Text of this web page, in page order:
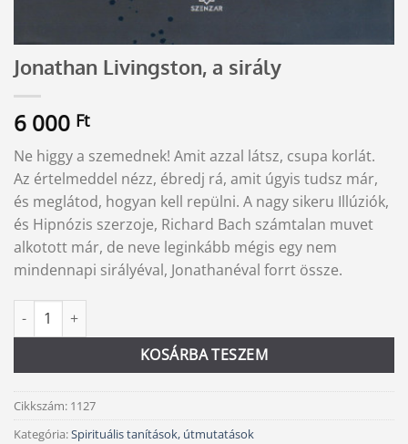
Jonathan Livingston, a sirály
6 000 Ft
Ne higgy a szemednek! Amit azzal látsz, csupa korlát.
Az értelmeddel nézz, ébredj rá, amit úgyis tudsz már,
és meglátod, hogyan kell repülni. A nagy sikeru Illúziók,
és Hipnózis szerzoje, Richard Bach számtalan muvet
alkotott már, de neve leginkább mégis egy nem
mindennapi sirályéval, Jonathanéval forrt össze.
Jonathan Livingston, a sirály mennyiség
KOSÁRBA TESZEM
Alternative:
Cikkszám: 1127
Kategória:Spirituális tanítások, útmutatások